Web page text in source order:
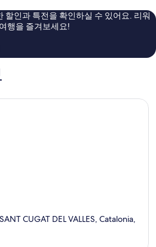
Besos
기
204
할인과 특전을 확인하실 수 있어요. 리워
행을 즐겨보세요!
CUGAT DEL VALLES, Catalonia,